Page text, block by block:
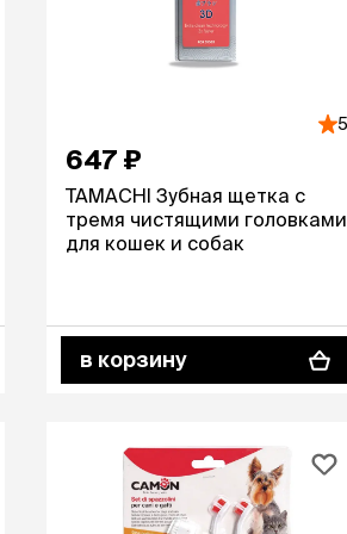
5
647 ₽
TAMACHI Зубная щетка с
тремя чистящими головками
для кошек и собак
в корзину